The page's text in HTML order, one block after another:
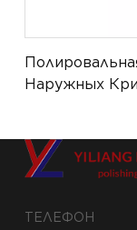
Наружных
ТЕЛЕФОН